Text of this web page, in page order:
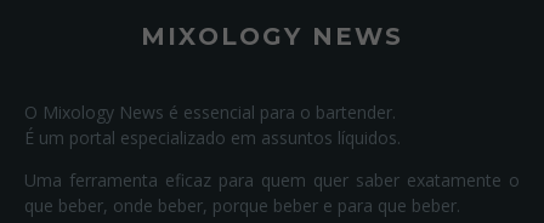
MIXOLOGY NEWS
O Mixology News é essencial para o bartender.
É um portal especializado em assuntos líquidos.
Uma ferramenta eficaz para quem quer saber exatamente o
que beber, onde beber, porque beber e para que beber.